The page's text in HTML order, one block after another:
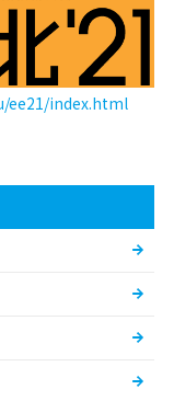
ee21/index.html